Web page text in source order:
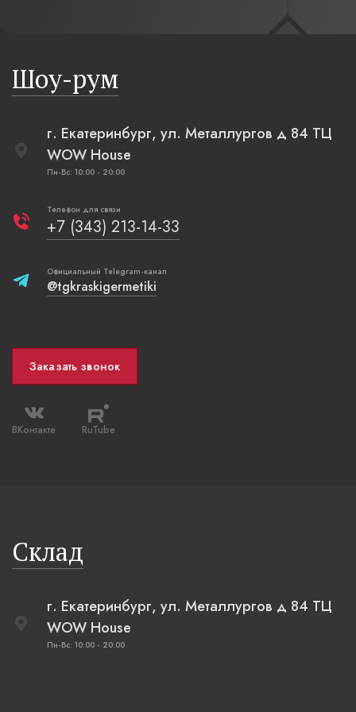
Шоу-рум
г. Екатеринбург, ул. Металлургов д 84 ТЦ
WOW House
Пн-Вс: 10:00 - 20:00
Телефон для связи
+7 (343) 213-14-33
Официальный Telegram-канал
@tgkraskigermetiki
Заказать звонок
ВКонтакте RuTube
Склад
г. Екатеринбург, ул. Металлургов д 84 ТЦ
WOW House
Пн-Вс: 10:00 - 20:00